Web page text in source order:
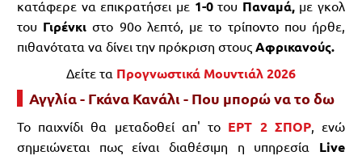
κατάφερε να επικρατήσει με 1-0του Παναμά,με γκολ
του Γιρένκι στο 90ο λεπτό, με το τρίποντο που ήρθε,
πιθανότατα να δίνει την πρόκριση στους Αφρικανούς.
Δείτε τα Προγνωστικά Μουντιάλ 2026
Αγγλία - Γκάνα Κανάλι - Που μπορώ να το δω
Το παιχνίδι θα μεταδοθεί απ' το ΕΡΤ 2 ΣΠΟΡ, ενώ
σημειώνεται πως είναι διαθέσιμη η υπηρεσία Live